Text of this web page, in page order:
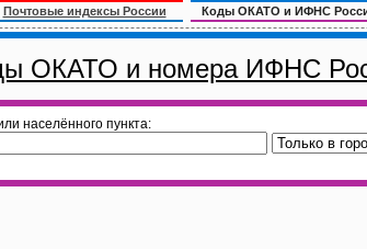
Почтовые индексы России Коды ОКАТО и ИФНС
ОКАТО и номера ИФНС
населённого пункта: